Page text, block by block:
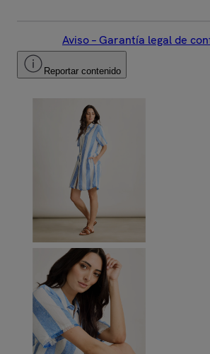
Aviso – Garantía legal de
Reportar contenido